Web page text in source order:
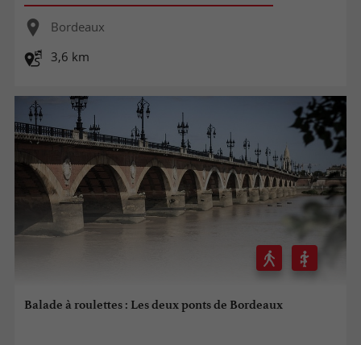
Bordeaux
3,6 km
Balade à roulettes : Les deux ponts de Bordeaux